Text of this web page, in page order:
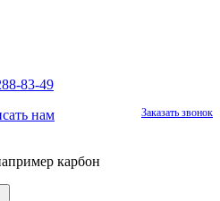
83-49
Заказать звонок
нам
карбон